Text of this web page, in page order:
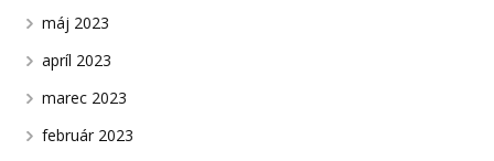
máj 2023
apríl 2023
marec 2023
február 2023